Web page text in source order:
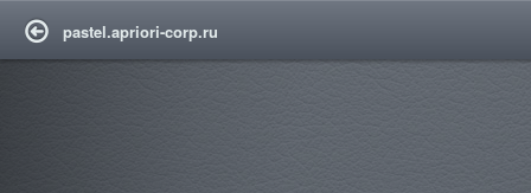
pastel.apriori-corp.ru